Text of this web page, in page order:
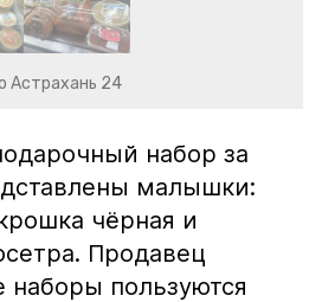
Астрахань 24
набор за
малышки:
чёрная и
Продавец
наборы пользуются